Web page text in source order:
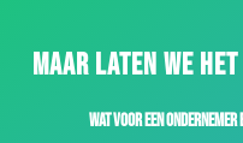
MAAR LATEN WE
Wat voor een